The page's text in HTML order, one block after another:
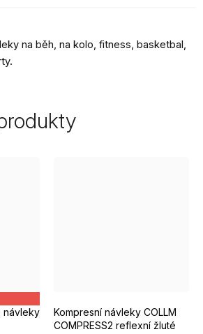
na běh, na kolo, fitness, basketbal,
návleky
návlek S/M obvod lýtka do 38cm,výška do
Kompresní návleky COLLM
COMPRESS2 reflexní žluté